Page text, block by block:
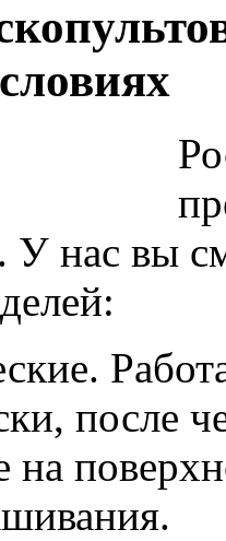
У нас вы
после
на